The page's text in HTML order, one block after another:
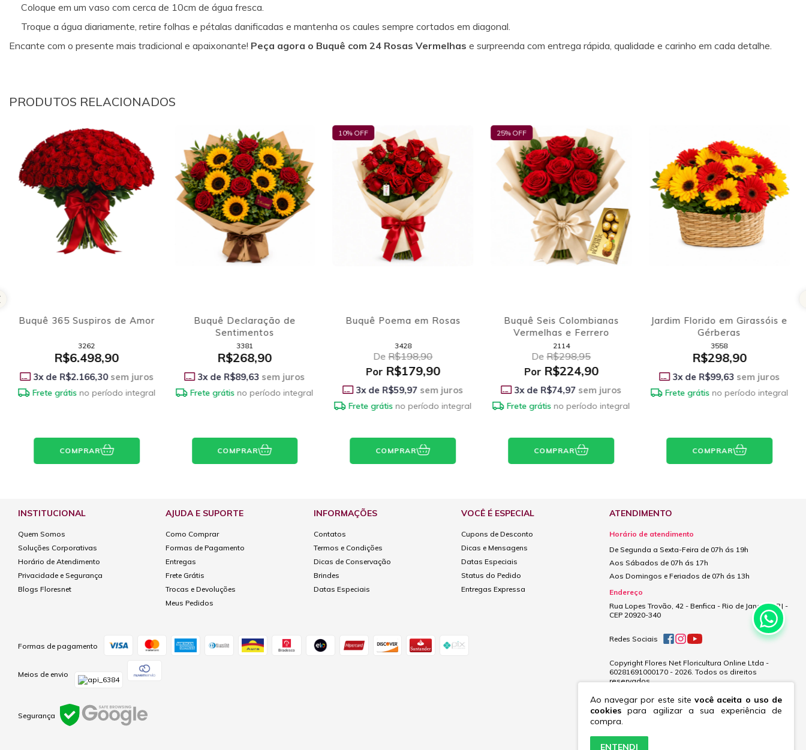
Ao navegar por este sitevocê aceita o uso de
cookies para agilizar a sua experiência de
compra.
ENTENDI
Coloque em um vaso com cerca de 10cm de água fresca.
Troque a água diariamente, retire folhas e pétalas danificadas e mantenha os caules sempre cortados em diagonal.
Encante com o presente mais tradicional e apaixonante! Peça agora o Buquê com 24 Rosas Vermelhas e surpreenda com entrega rápida, qualidade e carinho em cada detalhe.
PRODUTOS RELACIONADOS
Buquê 365 Suspiros de Amor
3262
R$6.498,90
3x de R$2.166,30sem juros
Frete grátis no período integral
COMPRAR
Buquê Declaração de
Sentimentos
3381
R$268,90
3x de R$89,63 sem juros
Frete grátis no período integral
COMPRAR
10% OFF
Buquê Poema em Rosas
3428
De R$198,90
PorR$179,90
3x de R$59,97 sem juros
Frete grátis no período integral
COMPRAR
25% OFF
Buquê Seis Colombianas
Vermelhas e Ferrero
2114
De R$298,95
PorR$224,90
3x de R$74,97 sem juros
Frete grátis no período integral
COMPRAR
Jardim Florido em Girassóis e
Gérberas
3558
R$298,90
3x de R$99,63 sem juros
Frete grátis no período integral
COMPRAR
INSTITUCIONAL
Quem Somos
Soluções Corporativas
Horário de Atendimento
Privacidade e Segurança
Blogs Floresnet
AJUDA E SUPORTE
Como Comprar
Formas de Pagamento
Entregas
Frete Grátis
Trocas e Devoluções
Meus Pedidos
INFORMAÇÕES
Contatos
Termos e Condições
Dicas de Conservação
Brindes
Datas Especiais
VOCÊ É ESPECIAL
Cupons de Desconto
Dicas e Mensagens
Datas Especiais
Status do Pedido
Entregas Expressa
ATENDIMENTO
Horário de atendimento
De Segunda a Sexta-Feira de 07h ás 19h
Aos Sábados de 07h ás 17h
Aos Domingos e Feriados de 07h ás 13h
Endereço
Rua Lopes Trovão, 42 - Benfica - Rio de Janeiro - RJ -
CEP 20920-340
Formas de pagamento
Meios de envio
Segurança
Redes Sociais
Copyright Flores Net Floricultura Online Ltda -
60281691000170 - 2026. Todos os direitos
reservados.